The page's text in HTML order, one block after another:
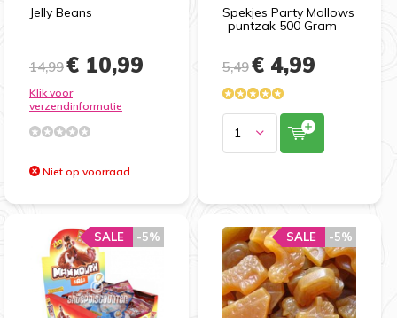
Jelly Beans
14,99€ 10,99
Klik voor
verzendinformatie
Niet op voorraad
Spekjes Party Mallows
-puntzak 500 Gram
5,49€ 4,99
-5%
SALE -5%
SALE